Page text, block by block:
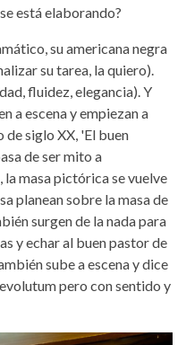
está elaborando?
su americana negra
su tarea, la quiero).
fluidez, elegancia). Y
a escena y empiezan a
siglo XX, 'El buen
de ser mito a
la masa pictórica se vuelve
planean sobre la masa de
surgen de la nada para
y echar al buen pastor de
sube a escena y dice
pero con sentido y